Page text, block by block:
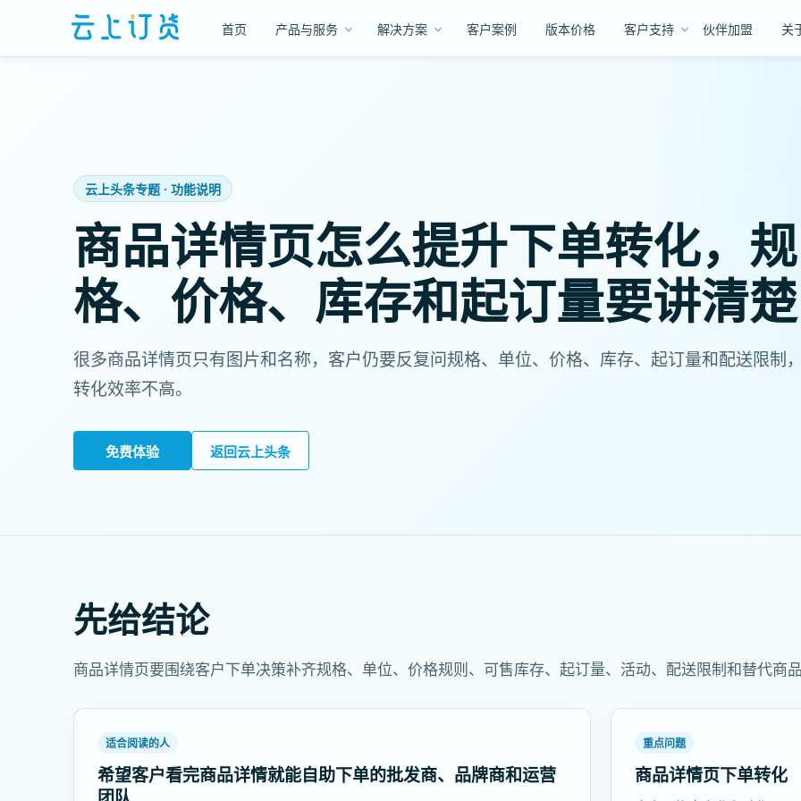
首页 产品与服务 解决方案 客户案例 版本价格 客户支持 伙伴加盟 关
云上头条专题 · 功能说明
商品详情页怎么提升下单转化，规
格、价格、库存和起订量要讲清楚
很多商品详情页只有图片和名称，客户仍要反复问规格、单位、价格、库存、起订量和配送限制
转化效率不高。
免费体验 返回云上头条
先给结论
商品详情页要围绕客户下单决策补齐规格、单位、价格规则、可售库存、起订量、活动、配送限制和替代商
适合阅读的人
希望客户看完商品详情就能自助下单的批发商、品牌商和运营
重点问题
商品详情页下单转化